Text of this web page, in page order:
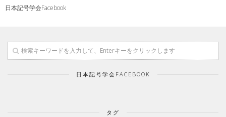
日本記号学会Facebook
日本記号学会FACEBOOK
タグ